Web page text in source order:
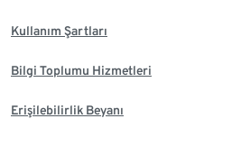
Kullanım Şartları
Bilgi Toplumu Hizmetleri
Erişilebilirlik Beyanı